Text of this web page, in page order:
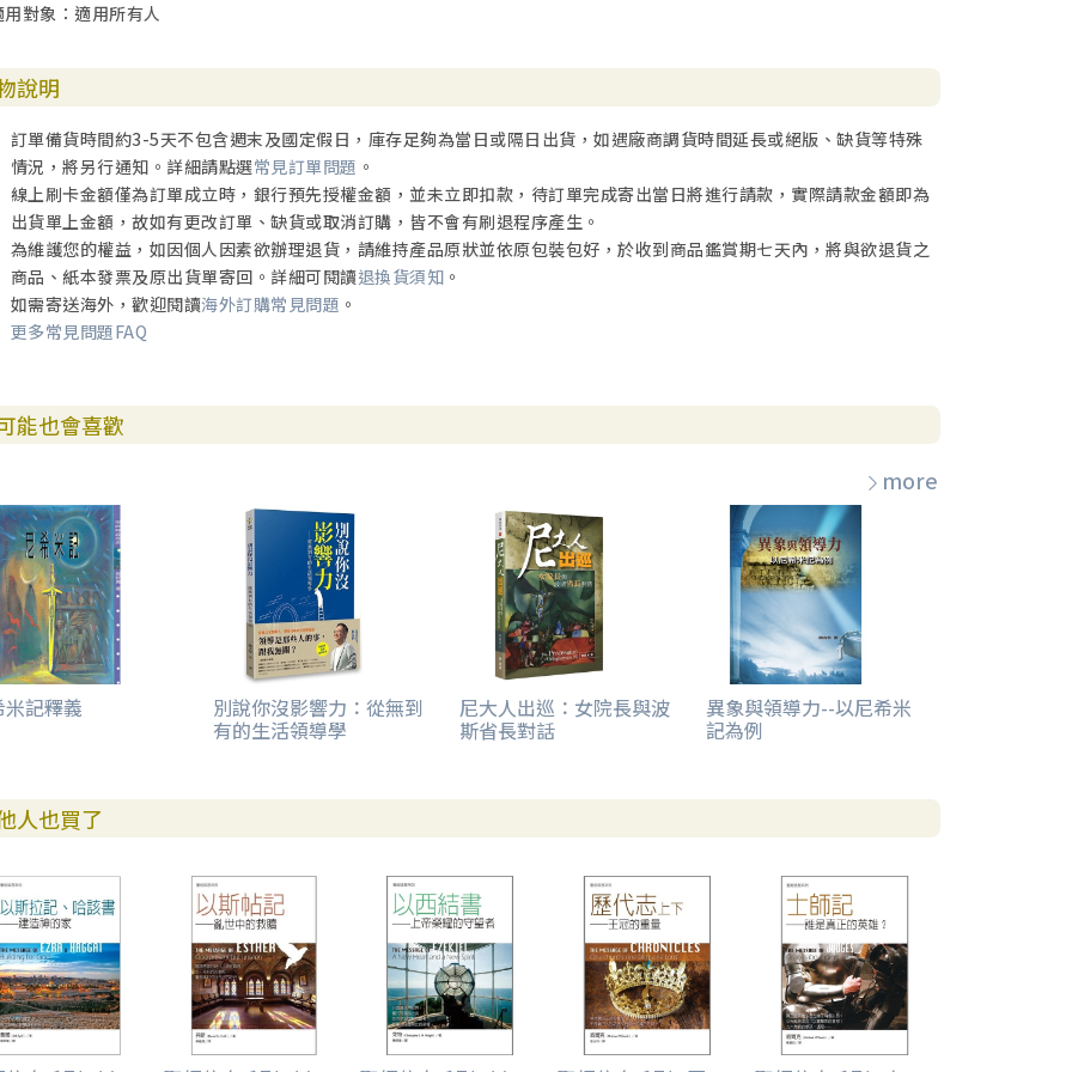
用對象：適用所有人
說明
訂單備貨時間約3-5天不包含週末及國定假日，庫存足夠為當日或隔日出貨，如遇廠商調貨時間延長或絕版、缺貨等特殊
情況，將另行通知。詳細請點選常見訂單問題 。
線上刷卡金額僅為訂單成立時，銀行預先授權金額，並未立即扣款，待訂單完成寄出當日將進行請款，實際請款金額即為
出貨單上金額，故如有更改訂單、缺貨或取消訂購，皆不會有刷退程序產生。
為維護您的權益，如因個人因素欲辦理退貨，請維持產品原狀並依原包裝包好，於收到商品鑑賞期七天內，將與欲退貨之
商品、紙本發票及原出貨單寄回。詳細可閱讀退換貨須知 。
如需寄送海外，歡迎閱讀海外訂購常見問題 。
更多常見問題FAQ
能也會喜歡
more
記釋義 別說你沒影響力：從無到
有的生活領導學
尼大人出巡：女院長與波
斯省長對話
異象與領導力--以尼希米
記為例
人也買了